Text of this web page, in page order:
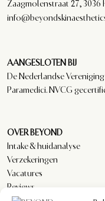
Zaagmolenstraat 27, 3036
AANGESLOTEN BIJ
De Nederlandse
Paramedici. NVCG
OVER BEYOND
Intake & huidanalyse
Verzekeringen
Vacatures
Reviews